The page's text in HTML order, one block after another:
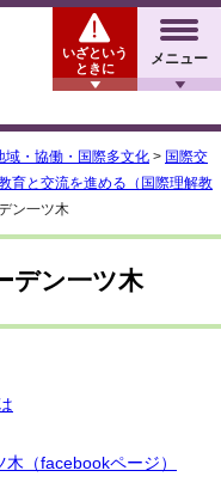
メニュー
いざという
ときに
域・協働・国際多文化 > 国際交
育と交流を進める（国際理解教
ン一ツ木
デン一ツ木
（facebookページ）